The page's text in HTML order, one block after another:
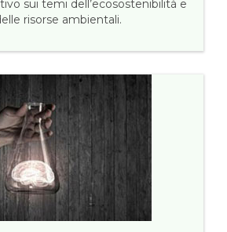
sui temi dell’ecosostenibilità e
risorse ambientali.